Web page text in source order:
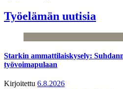
Työelämän uutisia
Starkin ammattilaiskysely:
työvoimapulaan
Kirjoitettu 6.8.2026